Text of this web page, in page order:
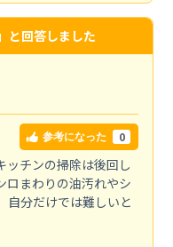
と回答しました
参考になった 0
ッチンの掃除は後回し
ロまわりの油汚れやシ
自分だけでは難しいと